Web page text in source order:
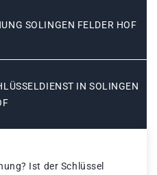
SOLINGEN FELDER HOF
IN SOLINGEN
Ist der Schlüssel